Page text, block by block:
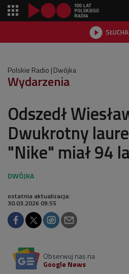

Polskie Radio Dwójka
Wydarzenia
Odszedł
Dwukrotny
"Nike" miał 94
ostatnia aktualizacja:
30.03.2026 09:55
Obserwuj nas na
Google News